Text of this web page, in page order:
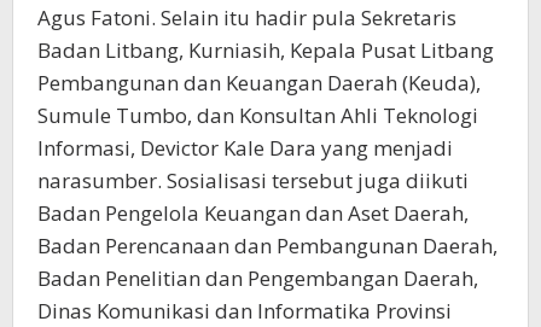
Agus Fatoni. Selain itu hadir pula Sekretaris
Badan Litbang, Kurniasih, Kepala Pusat Litbang
Pembangunan dan Keuangan Daerah (Keuda),
Sumule Tumbo, dan Konsultan Ahli Teknologi
Informasi, Devictor Kale Dara yang menjadi
narasumber. Sosialisasi tersebut juga diikuti
Badan Pengelola Keuangan dan Aset Daerah,
Badan Perencanaan dan Pembangunan Daerah,
Badan Penelitian dan Pengembangan Daerah,
Dinas Komunikasi dan Informatika Provinsi